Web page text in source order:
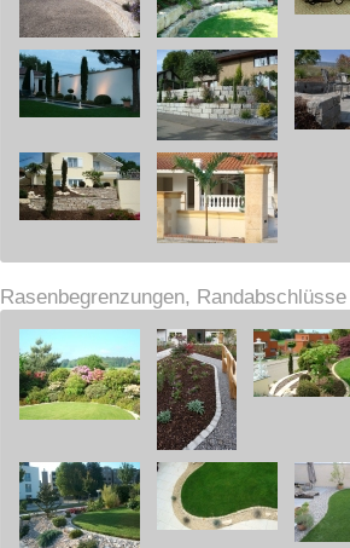
Rasenbegrenzungen, Randabschlüsse